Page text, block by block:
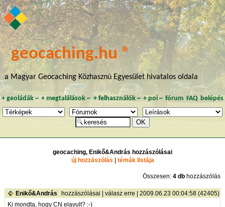
geocaching.hu ®
a Magyar Geocaching Közhasznú Egyesület hivatalos oldala
+ geoládák~ +megtalálások ~ + felhasználók~ + poi~ fórum FAQ belépés
geocaching, Enikő&András hozzászólásai
új hozzászólás | témák listája
Összesen:4 db hozzászólás
Enikő&András hozzászólásai |válasz erre | 2009.06.23 00:04:58 (42405)
Ki mondta, hogy CN elavult? :-)